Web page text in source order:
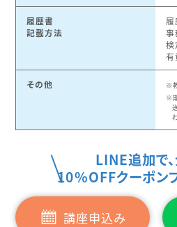
履歴書
記載方法
履
検
有
その他
LINE追加で
10%OFFクーポン
講座申込み